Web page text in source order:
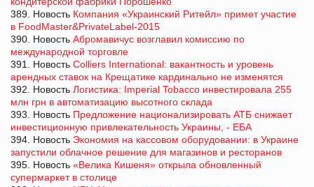
389. Новость Компания «Украинский Ритейл» примет участие
в FoodMaster&PrivateLabel-2015
390. Новость Абромавичус возглавил комиссию по
международной торговле
391. Новость Colliers International: вакантность и уровень
арендных ставок на Крещатике кардинально не изменятся
392. Новость Логистика: Imperial Tobacco инвестировала 255
млн грн в автоматизацию высотного склада
393. Новость Предложение национализировать АТБ снижает
инвестиционную привлекательность Украины, - ЕБА
394. Новость Экономия на кассовом оборудовании: в Украине
запустили облачное решение для магазинов и ресторанов
395. Новость «Велика Кишеня» открыла обновленный
супермаркет в столице